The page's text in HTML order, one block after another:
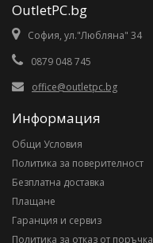
OutletPC.bg
София, ул."Любляна" 34
0879 048 745
office@outletpc.bg
Информация
Общи Условия
Политика за поверителност
Безплатна доставка
Плащане
Гаранция и сервиз
Политика за отказ от поръчка